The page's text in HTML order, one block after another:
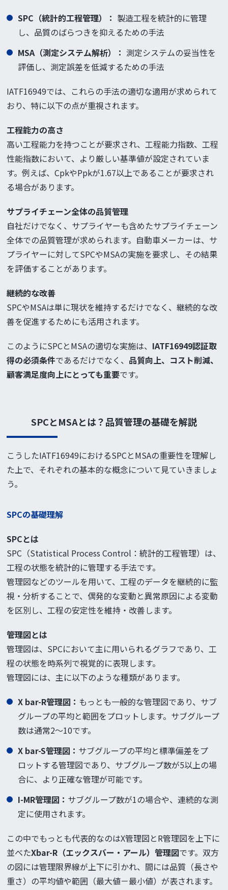
SPC（統計的工程管理）： 製造工程を統計的に管理
し、品質のばらつきを抑えるための手法
MSA（測定システム解析）：測定システムの妥当性を
評価し、測定誤差を低減するための手法
IATF16949では、これらの手法の適切な適用が求められて
おり、特に以下の点が重視されます。
工程能力の高さ
高い工程能力を持つことが要求され、工程能力指数、工程
性能指数において、より厳しい基準値が設定されていま
す。例えば、CpkやPpkが1.67以上であることが要求され
る場合があります。
サプライチェーン全体の品質管理
自社だけでなく、サプライヤーも含めたサプライチェーン
全体での品質管理が求められます。自動車メーカーは、サ
プライヤーに対してSPCやMSAの実施を要求し、その結果
を評価することがあります。
継続的な改善
SPCやMSAは単に現状を維持するだけでなく、継続的な改
善を促進するためにも活用されます。
このようにSPCとMSAの適切な実施は、 IATF16949認証取
得の必須条件であるだけでなく、 品質向上、コスト削減、
顧客満足度向上にとっても重要です。
SPCとMSAとは？品質管理の基礎を解説
こうしたIATF16949におけるSPCとMSAの重要性を理解し
た上で、それぞれの基本的な概念について見ていきましょ
う。
SPCの基礎理解
SPCとは
SPC（Statistical Process Control：統計的工程管理）は、
工程の状態を統計的に管理する手法です。
管理図などのツールを用いて、工程のデータを継続的に監
視・分析することで、偶発的な変動と異常原因による変動
を区別し、工程の安定性を維持・改善します。
管理図とは
管理図は、SPCにおいて主に用いられるグラフであり、工
程の状態を時系列で視覚的に表現します。
管理図には、主に以下のような種類があります。
X bar-R管理図： もっとも一般的な管理図であり、サブ
グループの平均と範囲をプロットします。サブグループ
数は通常2～10です。
X bar-S管理図 ： サブグループの平均と標準偏差をプ
ロットする管理図であり、サブグループ数が5以上の場
合に、より正確な管理が可能です。
I-MR管理図 ： サブグループ数が1の場合や、連続的な測
定に使用されます。
この中でもっとも代表的なのはX管理図とR管理図を上下に
並べたXbar-R（エックスバー・アール）管理図です。双方
の図には管理限界線が上下に引かれ、間には品質（長さや
重さ）の平均値や範囲（最大値－最小値）が表されます。